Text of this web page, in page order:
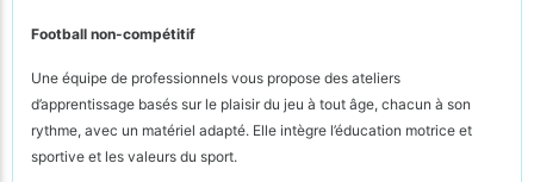
Football non-compétitif
Une équipe de professionnels vous propose des ateliers
d’apprentissage basés sur le plaisir du jeu à tout âge, chacun à son
rythme, avec un matériel adapté. Elle intègre l’éducation motrice et
sportive et les valeurs du sport.